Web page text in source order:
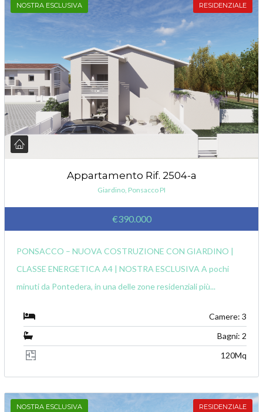
NOSTRA ESCLUSIVA RESIDENZIALE
Appartamento Rif. 2504-a
Giardino, Ponsacco PI
€390.000
PONSACCO – NUOVA COSTRUZIONE CON GIARDINO |
CLASSE ENERGETICA A4 | NOSTRA ESCLUSIVA A pochi
minuti da Pontedera, in una delle zone residenziali più...
Camere: 3
Bagni: 2
120Mq
NOSTRA ESCLUSIVA RESIDENZIALE